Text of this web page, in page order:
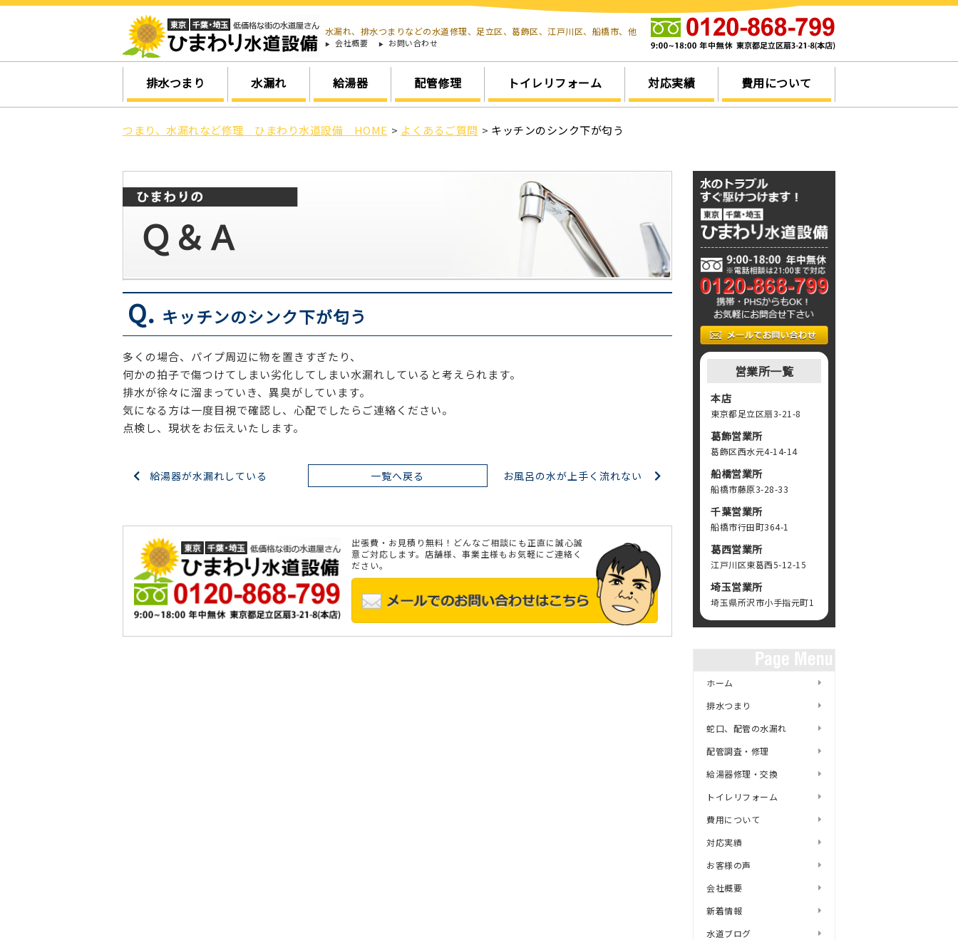
水漏れ、排水つまりなどの水道修理、足立区、葛飾区、江戸川区、船橋市、他
会社概要 お問い合わせ
排水つまり 水漏れ 給湯器 配管修理 トイレリフォーム 対応実績 費用について
つまり、水漏れなど修理 ひまわり水道設備 HOME > よくあるご質問 > キッチンのシンク下が匂う
Ｑ＆Ａ
Q. キッチンのシンク下が匂う
多くの場合、パイプ周辺に物を置きすぎたり、
何かの拍子で傷つけてしまい劣化してしまい水漏れしていると考えられます。
排水が徐々に溜まっていき、異臭がしています。
気になる方は一度目視で確認し、心配でしたらご連絡ください。
点検し、現状をお伝えいたします。
給湯器が水漏れしている 一覧へ戻る お風呂の水が上手く流れない
出張費・お見積り無料！どんなご相談にも正直に誠心誠
意ご対応します。店舗様、事業主様もお気軽にご連絡く
ださい。
営業所一覧
本店
東京都足立区扇3-21-8
葛飾営業所
葛飾区西水元4-14-14
船橋営業所
船橋市藤原3-28-33
千葉営業所
船橋市行田町364-1
葛西営業所
江戸川区東葛西5-12-15
埼玉営業所
埼玉県所沢市小手指元町1
ホーム
排水つまり
蛇口、配管の水漏れ
配管調査・修理
給湯器修理・交換
トイレリフォーム
費用について
対応実績
お客様の声
会社概要
新着情報
水道ブログ